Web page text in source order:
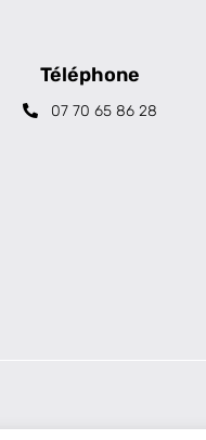
Téléphone
07 70 65 86 28